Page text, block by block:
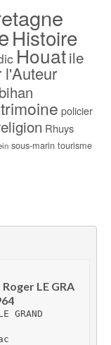
Histoire
Houatile
l'Auteur
policier
Rhuys
sous-marin tourisme
LE GRA
GRAND